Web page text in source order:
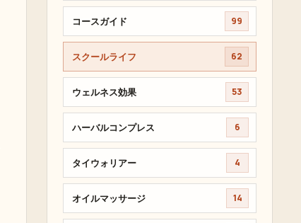
コースガイド 99
スクールライフ 62
ウェルネス効果 53
ハーバルコンプレス 6
タイウォリアー 4
オイルマッサージ 14